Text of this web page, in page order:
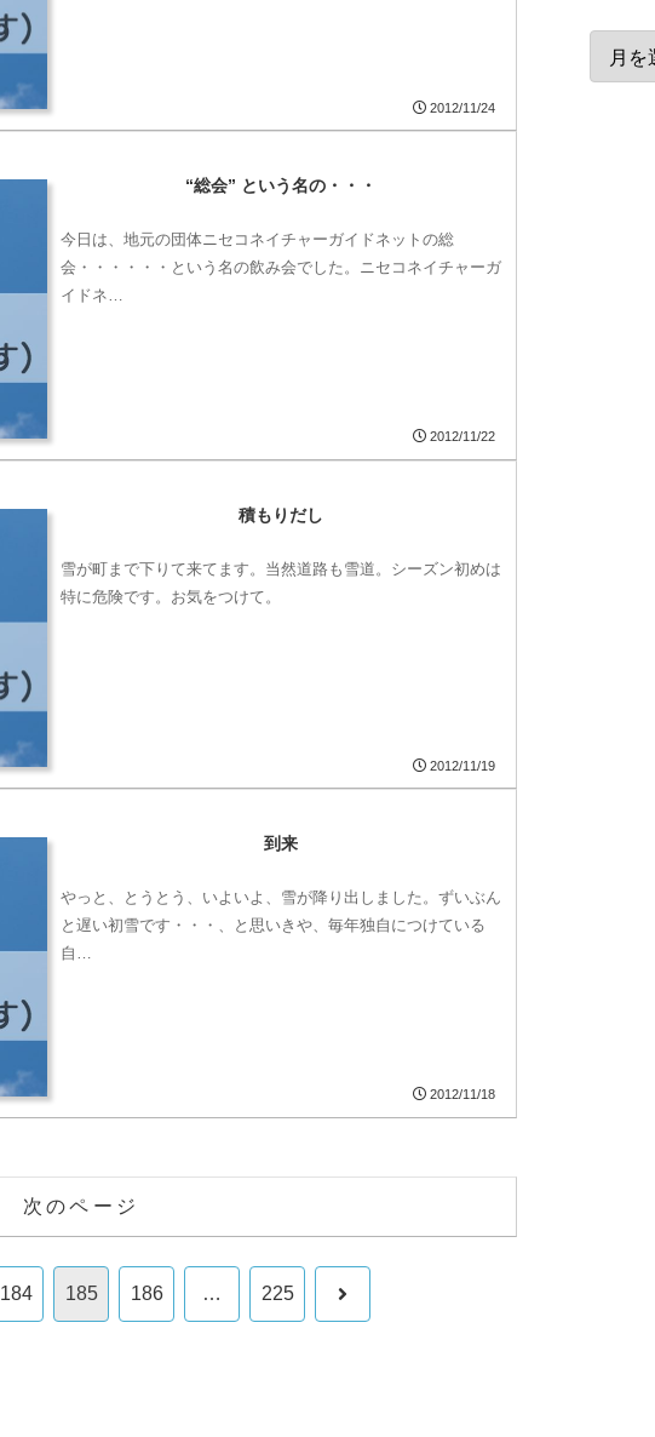
2012/11/24
“総会” という名の・・・
今日は、地元の団体ニセコネイチャーガイドネットの総
会・・・・・・という名の飲み会でした。ニセコネイチャーガ
イドネ…
2012/11/22
積もりだし
雪が町まで下りて来てます。当然道路も雪道。シーズン初めは
特に危険です。お気をつけて。
2012/11/19
到来
やっと、とうとう、いよいよ、雪が降り出しました。ずいぶん
と遅い初雪です・・・、と思いきや、毎年独自につけている
自…
2012/11/18
次のページ
184 185 186 … 225 次